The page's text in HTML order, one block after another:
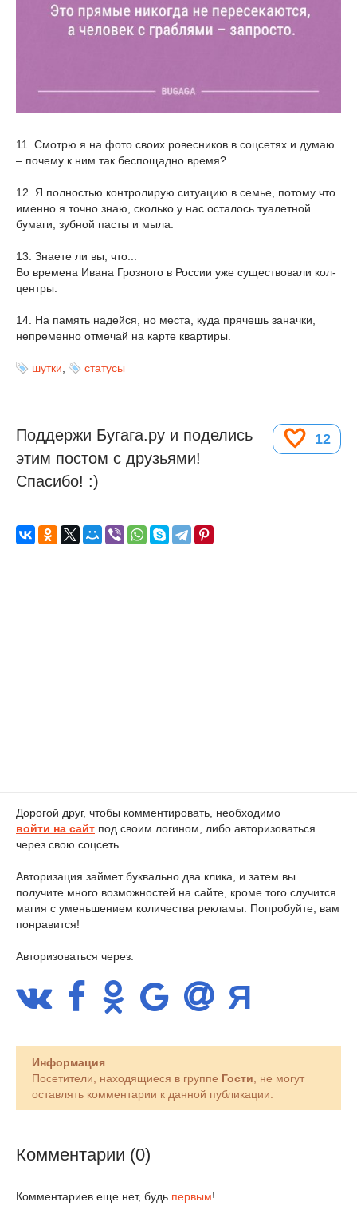
11. Смотрю я на фото своих ровесников в соцсетях и думаю
– почему к ним так беспощадно время?
12. Я полностью контролирую ситуацию в семье, потому что
именно я точно знаю, сколько у нас осталось туалетной
бумаги, зубной пасты и мыла.
13. Знаете ли вы, что...
Во времена Ивана Грозного в России уже существовали кол-
центры.
14. На память надейся, но места, куда прячешь заначки,
непременно отмечай на карте квартиры.
шутки статусы
12
Поддержи Бугага.ру и поделись
этим постом с друзьями!
Спасибо! :)
Дорогой друг, чтобы комментировать, необходимо
войти на сайт под своим логином, либо авторизоваться
через свою соцсеть.
Авторизация займет буквально два клика, и затем вы
получите много возможностей на сайте, кроме того случится
магия с уменьшением количества рекламы. Попробуйте, вам
понравится!
Авторизоваться через:
Информация
Посетители, находящиеся в группе Гости , не могут
оставлять комментарии к данной публикации.
Комментарии (0)
Комментариев еще нет, будь первым!